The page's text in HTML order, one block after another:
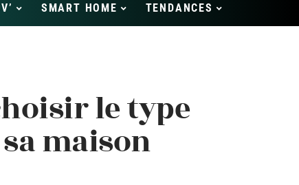
SMART HOME TENDANCES
le type
maison